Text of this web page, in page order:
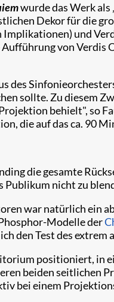
wurde das Werk
Dekor für die
und
von
des
sollte. Zu diesem
behielt", so
die auf das ca. 90
die gesamte
Publikum nicht zu
war natürlich ein
Modelle der
den Test des
positioniert, in
beiden seitlichen
bei einem